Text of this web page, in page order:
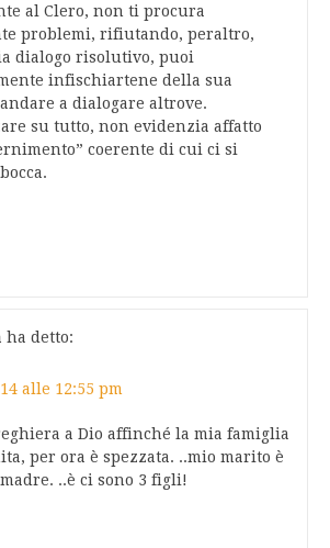
al Clero, non ti procura
problemi, rifiutando, peraltro,
dialogo risolutivo, puoi
infischiartene della sua
a dialogare altrove.
su tutto, non evidenzia affatto
coerente di cui ci si
ha detto:
alle 12:55 pm
a Dio affinché la mia famiglia
per ora è spezzata. ..mio marito è
..è ci sono 3 figli!